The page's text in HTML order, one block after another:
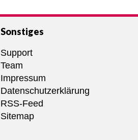
Sonstiges
Support
Team
Impressum
Datenschutzerklärung
RSS-Feed
Sitemap